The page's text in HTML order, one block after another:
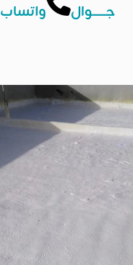
جــــــوال واتساب